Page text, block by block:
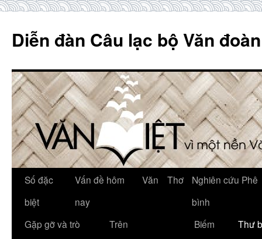
content
Diễn đàn Câu lạc bộ Văn
Số đặc
biệt
Vấn đề hôm
nay
Văn Thơ
Nghiên cứu Phê
bình
Gặp gỡ và trò
Trên
Biếm
Thư